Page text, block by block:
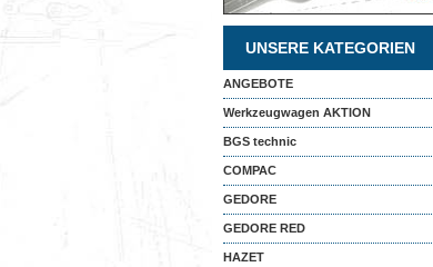
UNSERE KATEGORIEN
ANGEBOTE
Werkzeugwagen AKTION
BGS technic
COMPAC
GEDORE
GEDORE RED
HAZET